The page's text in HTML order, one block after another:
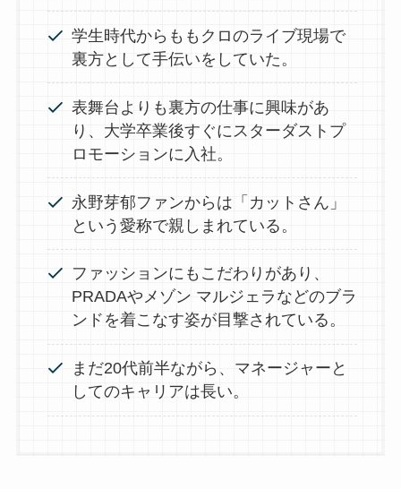
学生時代からももクロのライブ現場で
裏方として手伝いをしていた。
表舞台よりも裏方の仕事に興味があ
り、大学卒業後すぐにスターダストプ
ロモーションに入社。
永野芽郁ファンからは「カットさん」
という愛称で親しまれている。
ファッションにもこだわりがあり、
PRADAやメゾン マルジェラなどのブラ
ンドを着こなす姿が目撃されている。
まだ20代前半ながら、マネージャーと
してのキャリアは長い。